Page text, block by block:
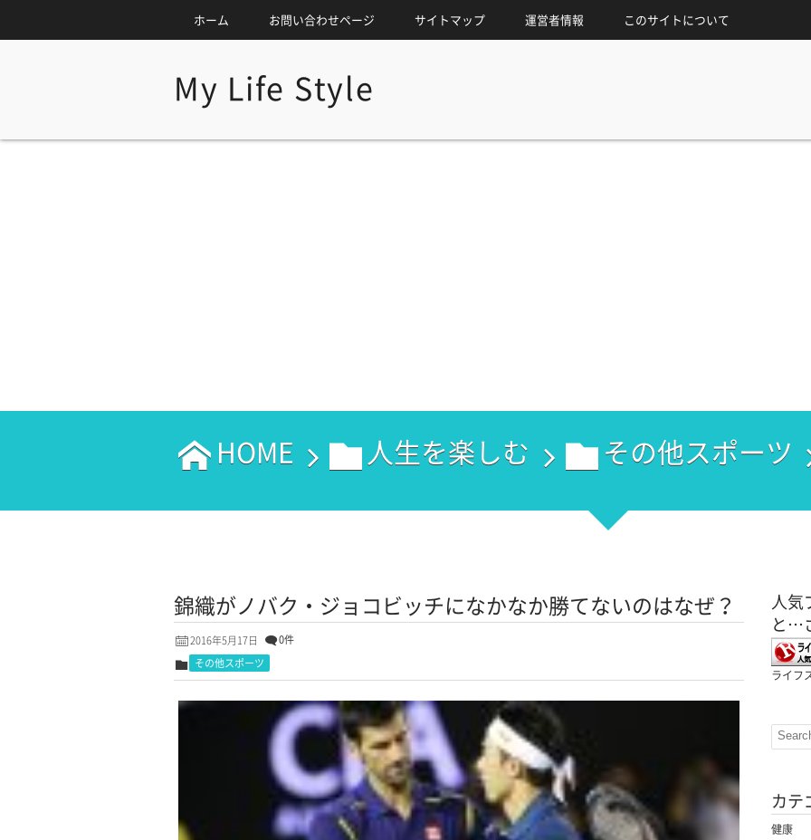
ホーム お問い合わせページ サイトマップ 運営者情報 このサイトについて
My Life Style
HOME 人生を楽しむ その他スポーツ
錦織がノバク・ジョコビッチになかなか勝てないのはなぜ？
2016年5月17日
0件
その他スポーツ
人気
と…
ライフ
カテ
健康